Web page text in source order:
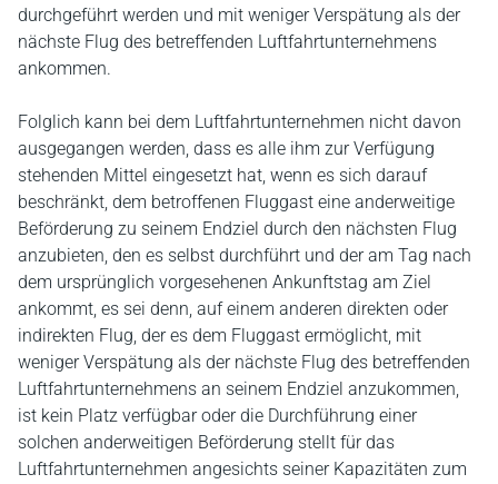
durchgeführt werden und mit weniger Verspätung als der
nächste Flug des betreffenden Luftfahrtunternehmens
ankommen.
Folglich kann bei dem Luftfahrtunternehmen nicht davon
ausgegangen werden, dass es alle ihm zur Verfügung
stehenden Mittel eingesetzt hat, wenn es sich darauf
beschränkt, dem betroffenen Fluggast eine anderweitige
Beförderung zu seinem Endziel durch den nächsten Flug
anzubieten, den es selbst durchführt und der am Tag nach
dem ursprünglich vorgesehenen Ankunftstag am Ziel
ankommt, es sei denn, auf einem anderen direkten oder
indirekten Flug, der es dem Fluggast ermöglicht, mit
weniger Verspätung als der nächste Flug des betreffenden
Luftfahrtunternehmens an seinem Endziel anzukommen,
ist kein Platz verfügbar oder die Durchführung einer
solchen anderweitigen Beförderung stellt für das
Luftfahrtunternehmen angesichts seiner Kapazitäten zum